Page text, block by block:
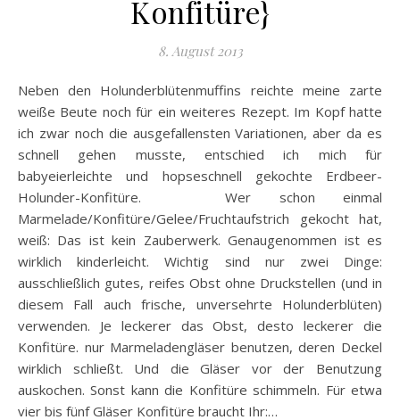
Konfitüre}
8. August 2013
Neben den Holunderblütenmuffins reichte meine zarte
weiße Beute noch für ein weiteres Rezept. Im Kopf hatte
ich zwar noch die ausgefallensten Variationen, aber da es
schnell gehen musste, entschied ich mich für
babyeierleichte und hopseschnell gekochte Erdbeer-
Holunder-Konfitüre. Wer schon einmal
Marmelade/Konfitüre/Gelee/Fruchtaufstrich gekocht hat,
weiß: Das ist kein Zauberwerk. Genaugenommen ist es
wirklich kinderleicht. Wichtig sind nur zwei Dinge:
ausschließlich gutes, reifes Obst ohne Druckstellen (und in
diesem Fall auch frische, unversehrte Holunderblüten)
verwenden. Je leckerer das Obst, desto leckerer die
Konfitüre. nur Marmeladengläser benutzen, deren Deckel
wirklich schließt. Und die Gläser vor der Benutzung
auskochen. Sonst kann die Konfitüre schimmeln. Für etwa
vier bis fünf Gläser Konfitüre braucht Ihr:…